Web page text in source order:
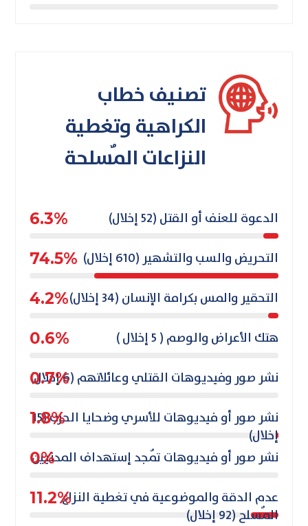
تصنيف خطاب
الكراهية وتغطية
النزاعات المٌسلحة
الدعوة للعنف أو القتل (52 إخلال) 6.3%
التحريض والسب والتشهير (610 إخلال) 74.5%
التحقير والمس بكرامة الإنسان (34 إخلال) 4.2%
هتك الأعراض والوصم ( 5 إخلال ) 0.6%
نشر صور وفيديوهات القتلي وعائلاتهم (6 إخلال)0.7%
نشر صور أو فيديوهات للأسري وضحايا الحرب (15
إخلال)
1.8%
نشر صور أو فيديوهات تٌمجد إستهداف المدنيين
0%
عدم الدقة والموضوعية في تغطية النزاع
المٌسلح (92 إخلال)
11.2%